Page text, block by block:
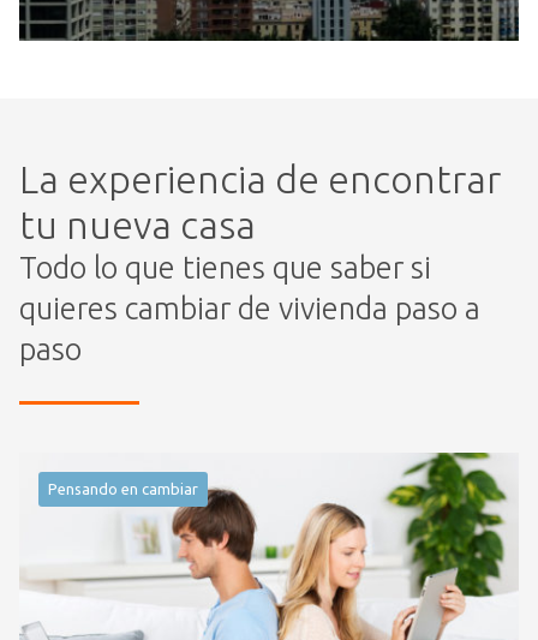
La experiencia de encontrar
tu nueva casa
Todo lo que tienes que saber si
quieres cambiar de vivienda paso a
paso
Pensando en cambiar